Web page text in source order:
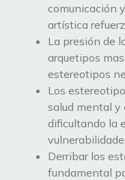
comunicación
artística
La presión de
arquetipos
estereotipos
Los
salud mental y
dificultando la
Derribar los
fundamental